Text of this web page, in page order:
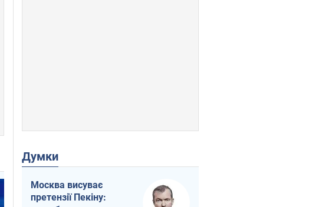
Думки
Москва висуває
претензії Пекіну: